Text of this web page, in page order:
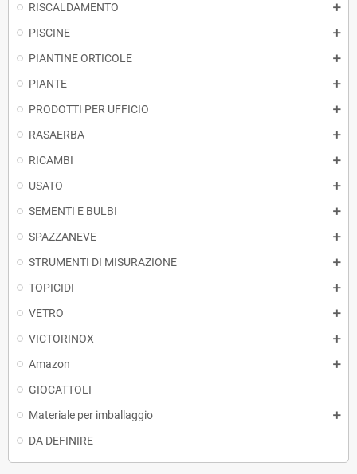
RISCALDAMENTO
PISCINE
PIANTINE ORTICOLE
PIANTE
PRODOTTI PER UFFICIO
RASAERBA
RICAMBI
USATO
SEMENTI E BULBI
SPAZZANEVE
STRUMENTI DI MISURAZIONE
TOPICIDI
VETRO
VICTORINOX
Amazon
GIOCATTOLI
Materiale per imballaggio
DA DEFINIRE